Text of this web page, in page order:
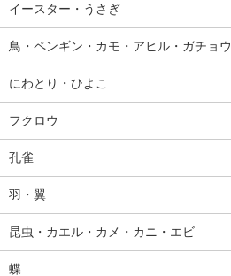
イースター・うさぎ
鳥・ペンギン・カモ・アヒル・ガチョウ
にわとり・ひよこ
フクロウ
孔雀
羽・翼
昆虫・カエル・カメ・カニ・エビ
蝶